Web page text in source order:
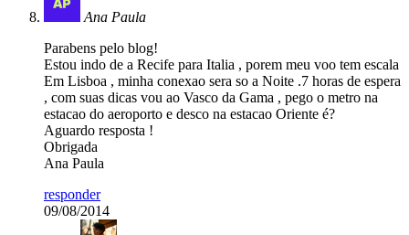
Ana Paula
Parabens pelo blog!
Estou indo de a Recife para Italia , porem meu voo tem escala
Em Lisboa , minha conexao sera so a Noite .7 horas de espera
, com suas dicas vou ao Vasco da Gama , pego o metro na
estacao do aeroporto e desco na estacao Oriente é?
Aguardo resposta !
Obrigada
Ana Paula
responder
09/08/2014